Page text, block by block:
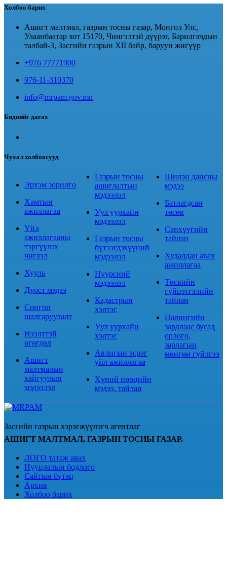
Холбоо барих
Ашигт малтмал, газрын тосны газар, Монгол Улс,
Улаанбаатар хот 15170, Чингэлтэй дүүрэг, Барилгачдын
талбай-3, Засгийн газрын XII байр, баруун жигүүр
+976 77771900
976-11-310370
info@mrpam.gov.mn
Биднийг дагах
Чухал холбоосууд
Эрхэм зорилго
Хамтын
ажиллагаа
Үйл
ажиллагааны
тэргүүлэх
чиглэл
Хууль
Дүрст мэдээ
Сонгон
шалгаруулалт
Нээлттэй
өгөгдөл
Ашигт
малтмалын
хайгуулын
мэдээлэл
Газрын тосны
ашиглалтын
мэдээлэл
Уул уурхайн
мэдээлэл
Газрын тосны
бүтээгдэхүүний
мэдээлэл
Нүүрсний
мэдээлэл
Кадастрын
хэлтэс
Уул уурхайн
хэлтэс
Авлигын эсрэг
үйл ажиллагаа
Хүний нөөцийн
мэдээ, тайлан
Шилэн дансны
мэдээ
Батлагдсан
төсөв
Санхүүгийн
тайлан
Худалдан авах
ажиллагаа
Төсвийн
гүйцэтгэлийн
тайлан
Цалингийн
зардлаас бусад
орлого,
зарлагын
мөнгөн гүйлгээ
Засгийн газрын хэрэгжүүлэгч агентлаг
АШИГТ МАЛТМАЛ, ГАЗРЫН ТОСНЫ ГАЗАР.
ЛОГО татаж авах
Нууцлалын бодлого
Сайтын бүтэц
Архив
Холбоо барих